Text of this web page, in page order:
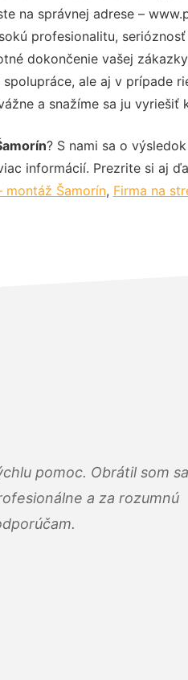
na správnej adrese –
profesionalitu,
dokončenie vašej
ale aj v prípade
a snažíme sa ju vyriešiť
? S nami sa o
informácií. Prezrite si aj
montáž Šamorín, Firma na
pomoc. Obrátil som sa
a za rozumnú